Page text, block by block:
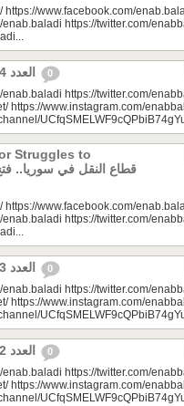
https://www.facebook.com/
enab.baladi https://twitter.com/
0
enab.baladi https://twitter.com/
https://www.instagram.com/
Struggles to
https://www.facebook.com/
enab.baladi https://twitter.com/
0
enab.baladi https://twitter.com/
https://www.instagram.com/
0
enab.baladi https://twitter.com/
https://www.instagram.com/